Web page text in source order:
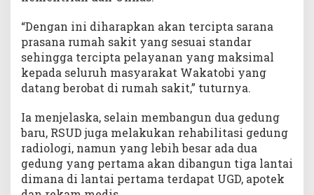
“Dengan ini diharapkan akan tercipta sarana
prasana rumah sakit yang sesuai standar
sehingga tercipta pelayanan yang maksimal
kepada seluruh masyarakat Wakatobi yang
datang berobat di rumah sakit,” tuturnya.
Ia menjelaska, selain membangun dua gedung
baru, RSUD juga melakukan rehabilitasi gedung
radiologi, namun yang lebih besar ada dua
gedung yang pertama akan dibangun tiga lantai
dimana di lantai pertama terdapat UGD, apotek